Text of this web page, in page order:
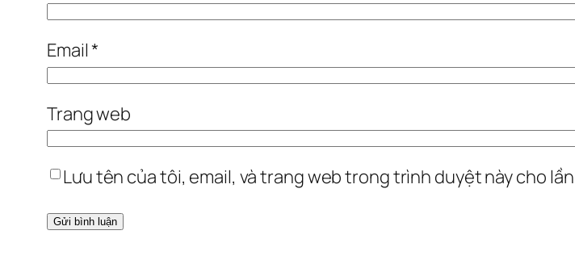
Email*
Trang web
Lưu tên của tôi, email, và trang web trong trình duyệt này cho